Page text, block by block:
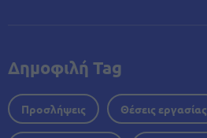
Δημοφιλή Tag
Προσλήψεις Θέσεις εργασίας